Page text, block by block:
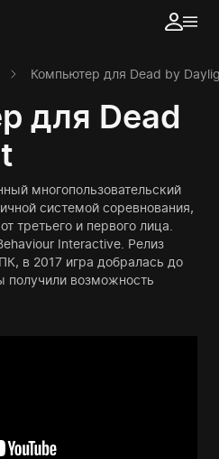
Компьютер для Dead by
для Dead
многопользовательский
системой соревнования,
третьего и первого лица.
Interactive. Релиз
в 2017 игра добралась до
получили возможность